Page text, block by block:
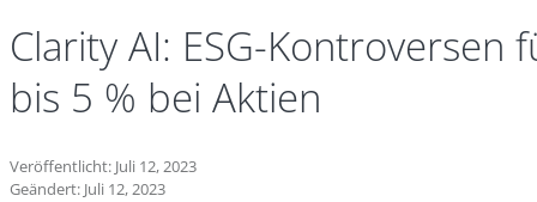
Clarity AI: ESG-
bis 5 % bei Aktien
Veröffentlicht: Juli 12, 2023
Geändert: Juli 12, 2023